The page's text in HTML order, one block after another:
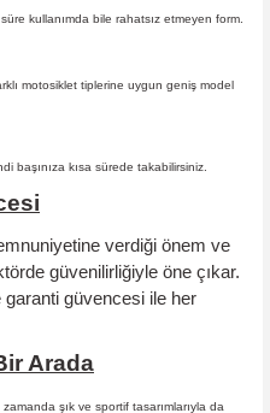
kullanımda bile rahatsız etmeyen form.
motosiklet tiplerine uygun geniş model
başınıza kısa sürede takabilirsiniz.
verdiği önem ve
güvenilirliğiyle öne çıkar.
garanti güvencesi ile her
Arada
şık ve sportif tasarımlarıyla da